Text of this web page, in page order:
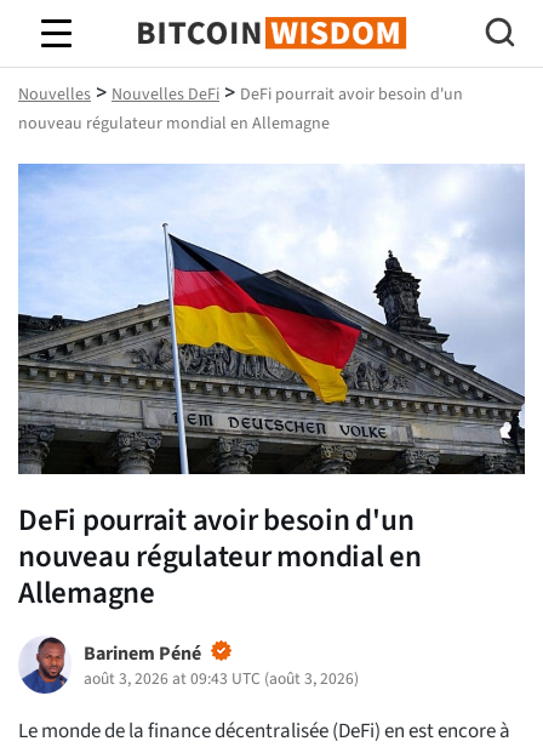
Bitcoin Sagesse
Nouvelles > Nouvelles DeFi > DeFi pourrait avoir besoin d'un
nouveau régulateur mondial en Allemagne
DeFi pourrait avoir besoin d'un
nouveau régulateur mondial en
Allemagne
Barinem Péné
août 3, 2026 at 09:43 UTC (août 3, 2026)
Le monde de la finance décentralisée (DeFi) en est encore à